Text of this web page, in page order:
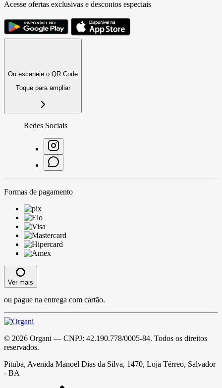
Acesse ofertas exclusivas e descontos especiais
Ou escaneie o QR Code
Toque para ampliar
Redes Sociais
Formas de pagamento
Ver mais
ou pague na entrega com cartão.
© 2026 Organi — CNPJ: 42.190.778/0005-84. Todos os direitos
reservados.
Pituba, Avenida Manoel Dias da Silva, 1470, Loja Térreo, Salvador
- BA